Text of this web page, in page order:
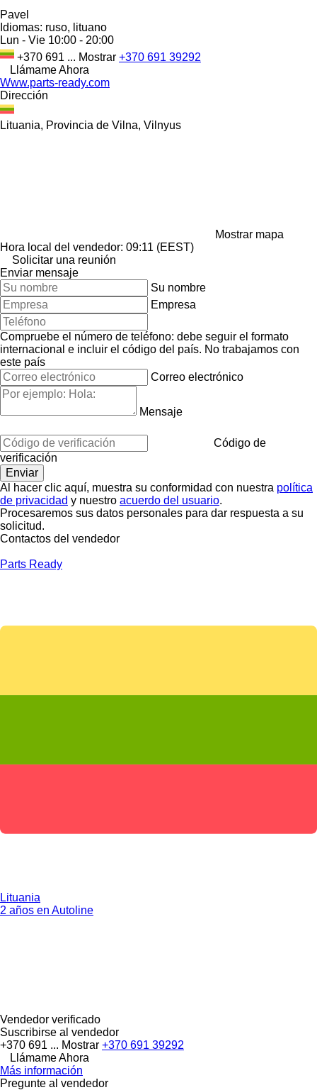
Pavel
Idiomas: ruso, lituano
Lun - Vie 10:00 - 20:00
+370 691 ... Mostrar +370 691 39292
Llámame Ahora
Www.parts-ready.com
Dirección
Lituania, Provincia de Vilna, Vilnyus
Mostrar mapa
Hora local del vendedor: 09:11 (EEST)
Solicitar una reunión
Enviar mensaje
Su nombre
Empresa
Compruebe el número de teléfono: debe seguir el formato
internacional e incluir el código del país. No trabajamos con
este país
Correo electrónico
Mensaje
Código de
verificación
Al hacer clic aquí, muestra su conformidad con nuestra política
de privacidad y nuestro acuerdo del usuario.
Procesaremos sus datos personales para dar respuesta a su
solicitud.
Contactos del vendedor
Parts Ready
Lituania
2 años en Autoline
Vendedor verificado
Suscribirse al vendedor
+370 691 ... Mostrar +370 691 39292
Llámame Ahora
Más información
Pregunte al vendedor